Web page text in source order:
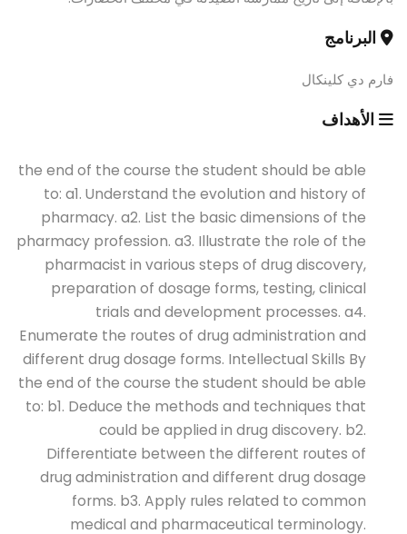
البرنامج
فارم دي كلينكال
الأهداف
the end of the course the student should be able
to: a1. Understand the evolution and history of
pharmacy. a2. List the basic dimensions of the
pharmacy profession. a3. Illustrate the role of the
pharmacist in various steps of drug discovery,
preparation of dosage forms, testing, clinical
trials and development processes. a4.
Enumerate the routes of drug administration and
different drug dosage forms. Intellectual Skills By
the end of the course the student should be able
to: b1. Deduce the methods and techniques that
could be applied in drug discovery. b2.
Differentiate between the different routes of
drug administration and different drug dosage
forms. b3. Apply rules related to common
medical and pharmaceutical terminology.